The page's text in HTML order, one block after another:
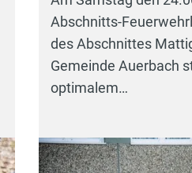
Abschnitts-
des Abschnittes
Gemeinde Auerbach
optimalem…